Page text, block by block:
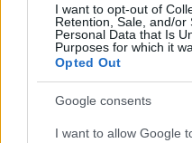
I want to opt-out of
Retention, Sale, and/or
Personal Data that Is
Purposes for which it
Opted Out
Google consents
I want to allow Google
bármely…